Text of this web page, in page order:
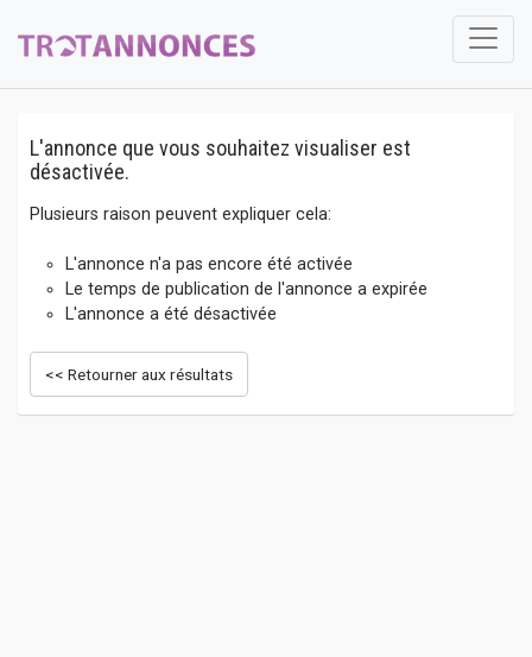
L'annonce que vous souhaitez visualiser est
désactivée.
Plusieurs raison peuvent expliquer cela:
L'annonce n'a pas encore été activée
Le temps de publication de l'annonce a expirée
L'annonce a été désactivée
<< Retourner aux résultats